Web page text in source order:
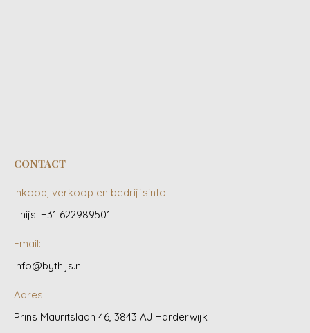
CONTACT
Inkoop, verkoop en bedrijfsinfo:
Thijs: +31 622989501
Email:
info@bythijs.nl
Adres:
Prins Mauritslaan 46, 3843 AJ Harderwijk